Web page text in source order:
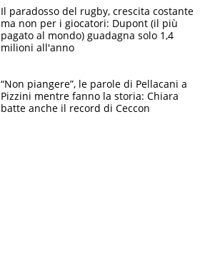
Il paradosso del rugby, crescita costante
ma non per i giocatori: Dupont (il più
pagato al mondo) guadagna solo 1,4
milioni all'anno
“Non piangere”, le parole di Pellacani a
Pizzini mentre fanno la storia: Chiara
batte anche il record di Ceccon